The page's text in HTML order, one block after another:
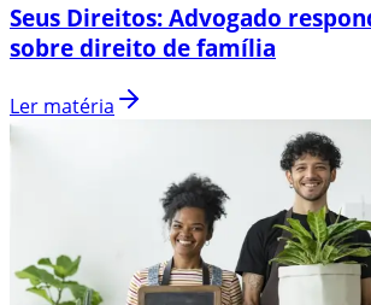
Seus Direitos: Advogado
sobre direito de família
Ler matéria